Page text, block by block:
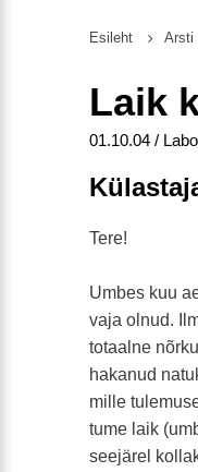
Esileht Arsti
Laik
01.10.04 /
Tere!
Umbes kuu
vaja olnud.
totaalne
hakanud
mille
tume laik
seejärel